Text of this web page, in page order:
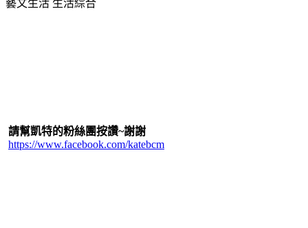
藝文生活 生活綜合
請幫凱特的粉絲團按讚~謝謝
https://www.facebook.com/katebcm